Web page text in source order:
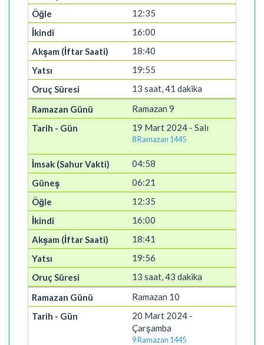
12:35
16:00
18:40
19:55
13 saat, 41 dakika
Ramazan 9
19 Mart 2024 - Salı
8 Ramazan 1445
04:58
06:21
12:35
16:00
18:41
19:56
13 saat, 43 dakika
Ramazan 10
20 Mart 2024 -
Çarşamba
9 Ramazan 1445